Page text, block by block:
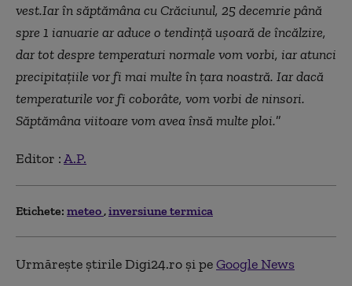
vest.Iar în săptămâna cu Crăciunul, 25 decemrie până
spre 1 ianuarie ar aduce o tendință ușoară de încălzire,
dar tot despre temperaturi normale vom vorbi, iar atunci
precipitațiile vor fi mai multe în țara noastră. Iar dacă
temperaturile vor fi coborâte, vom vorbi de ninsori.
Săptămâna viitoare vom avea însă multe ploi.”
Editor :A.P.
Etichete: meteo inversiune termica
Urmărește știrile Digi24.ro și peGoogle News